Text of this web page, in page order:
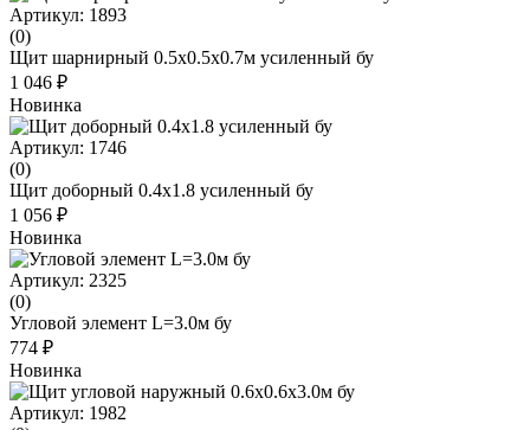
Артикул: 1893
(0)
Щит шарнирный 0.5х0.5х0.7м усиленный бу
1 046 ₽
Новинка
Артикул: 1746
(0)
Щит доборный 0.4х1.8 усиленный бу
1 056 ₽
Новинка
Артикул: 2325
(0)
Угловой элемент L=3.0м бу
774 ₽
Новинка
Артикул: 1982